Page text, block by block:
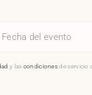
Fecha del evento
y las condicionesde servicio